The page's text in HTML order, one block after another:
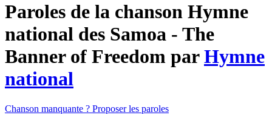
Paroles de la chanson Hymne
national des Samoa - The
Banner of Freedom parHymne
national
Chanson manquante ? Proposer les paroles